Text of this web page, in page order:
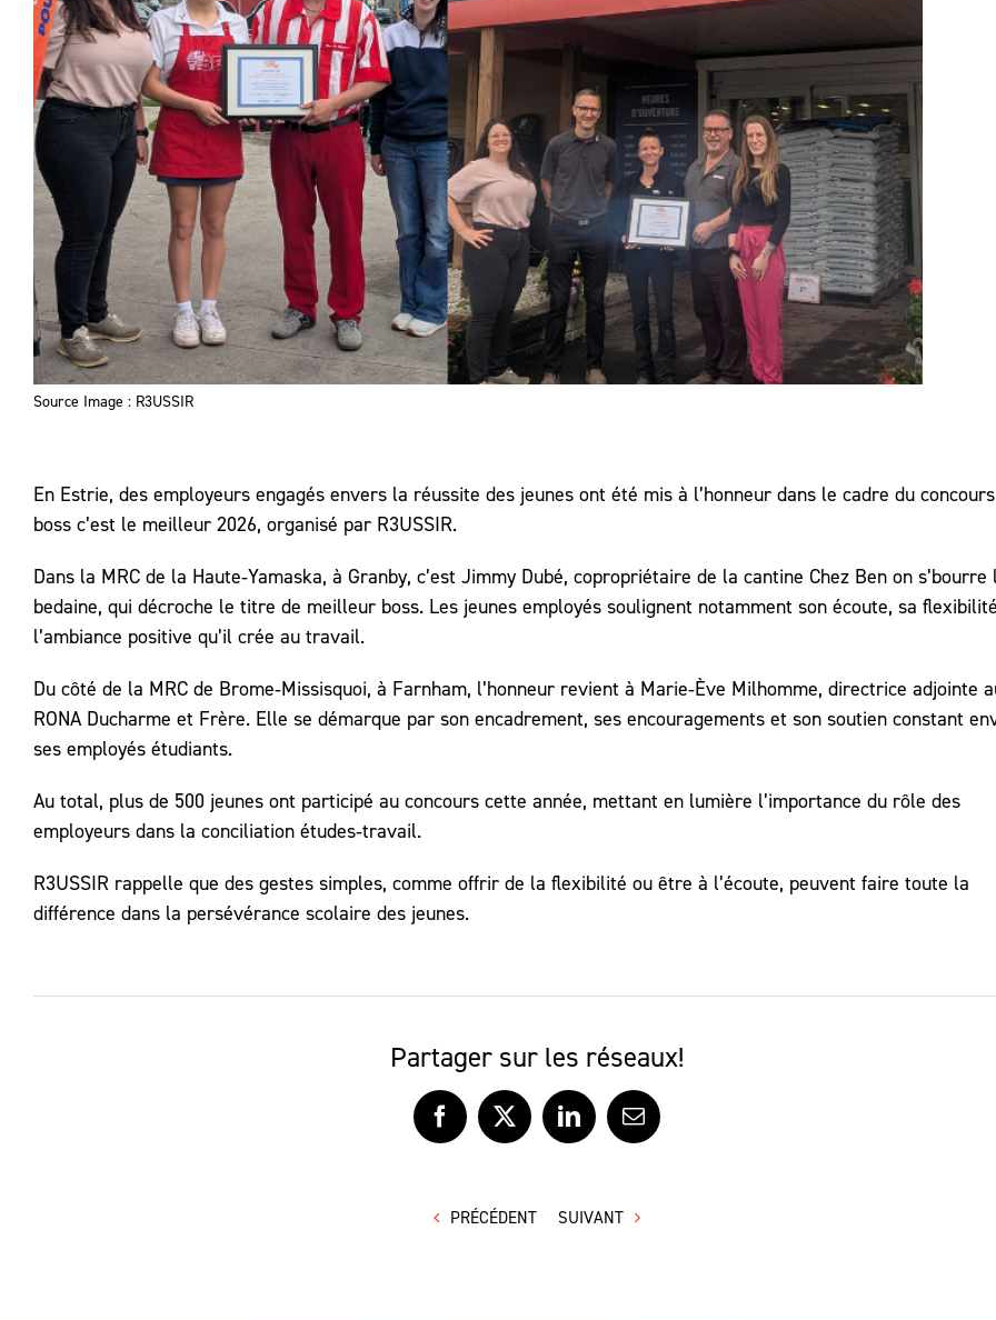
Source Image : R3USSIR
En Estrie, des employeurs engagés envers la réussite des jeunes ont été mis à l’honneur dans le cadre du
boss c’est le meilleur 2026, organisé par R3USSIR.
Dans la MRC de la Haute‑Yamaska, à Granby, c’est Jimmy Dubé, copropriétaire de la cantine Chez Ben on s’bourre
bedaine, qui décroche le titre de meilleur boss. Les jeunes employés soulignent notamment son écoute, sa
l’ambiance positive qu’il crée au travail.
Du côté de la MRC de Brome‑Missisquoi, à Farnham, l’honneur revient à Marie‑Ève Milhomme, directrice adjointe
RONA Ducharme et Frère. Elle se démarque par son encadrement, ses encouragements et son soutien constant
ses employés étudiants.
Au total, plus de 500 jeunes ont participé au concours cette année, mettant en lumière l’importance du rôle des
employeurs dans la conciliation études‑travail.
R3USSIR rappelle que des gestes simples, comme offrir de la flexibilité ou être à l’écoute, peuvent faire toute la
différence dans la persévérance scolaire des jeunes.
Partager sur les réseaux!
Facebook
X LinkedInCourriel
PRÉCÉDENT SUIVANT